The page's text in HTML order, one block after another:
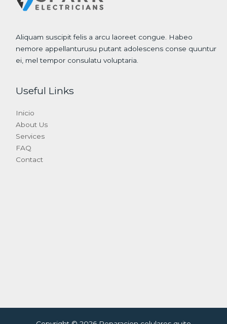
Aliquam suscipit felis a arcu laoreet congue. Habeo
nemore appellanturusu putant adolescens conse quuntur
ei, mel tempor consulatu voluptaria.
Useful Links
Inicio
About Us
Services
FAQ
Contact